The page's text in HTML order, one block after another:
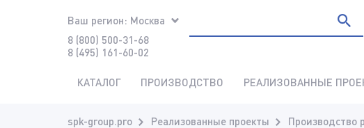
Ваш регион: Москва
8 (800) 500-31-68
8 (495) 161-60-02
КАТАЛОГ ПРОИЗВОДСТВО РЕАЛИЗОВАННЫЕ
spk-group.pro Реализованные проекты Производство